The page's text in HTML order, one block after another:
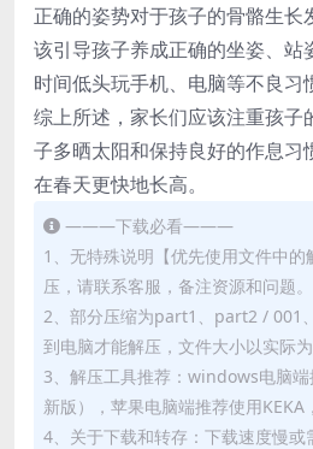
正确的姿势对于孩子的骨骼生长
该引导孩子养成正确的坐姿、站
时间低头玩手机、电脑等不良习
综上所述，家长们应该注重孩子
子多晒太阳和保持良好的作息习
在春天更快地长高。
———下载必看———
1、无特殊说明【优先使用文件中
压，请联系客服，备注资源和问题。
2、部分压缩为part1、part2 / 001
到电脑才能解压，文件大小以实际为
3、解压工具推荐：windows电脑
新版），苹果电脑端推荐使用KEKA
4、关于下载和转存：下载速度慢或